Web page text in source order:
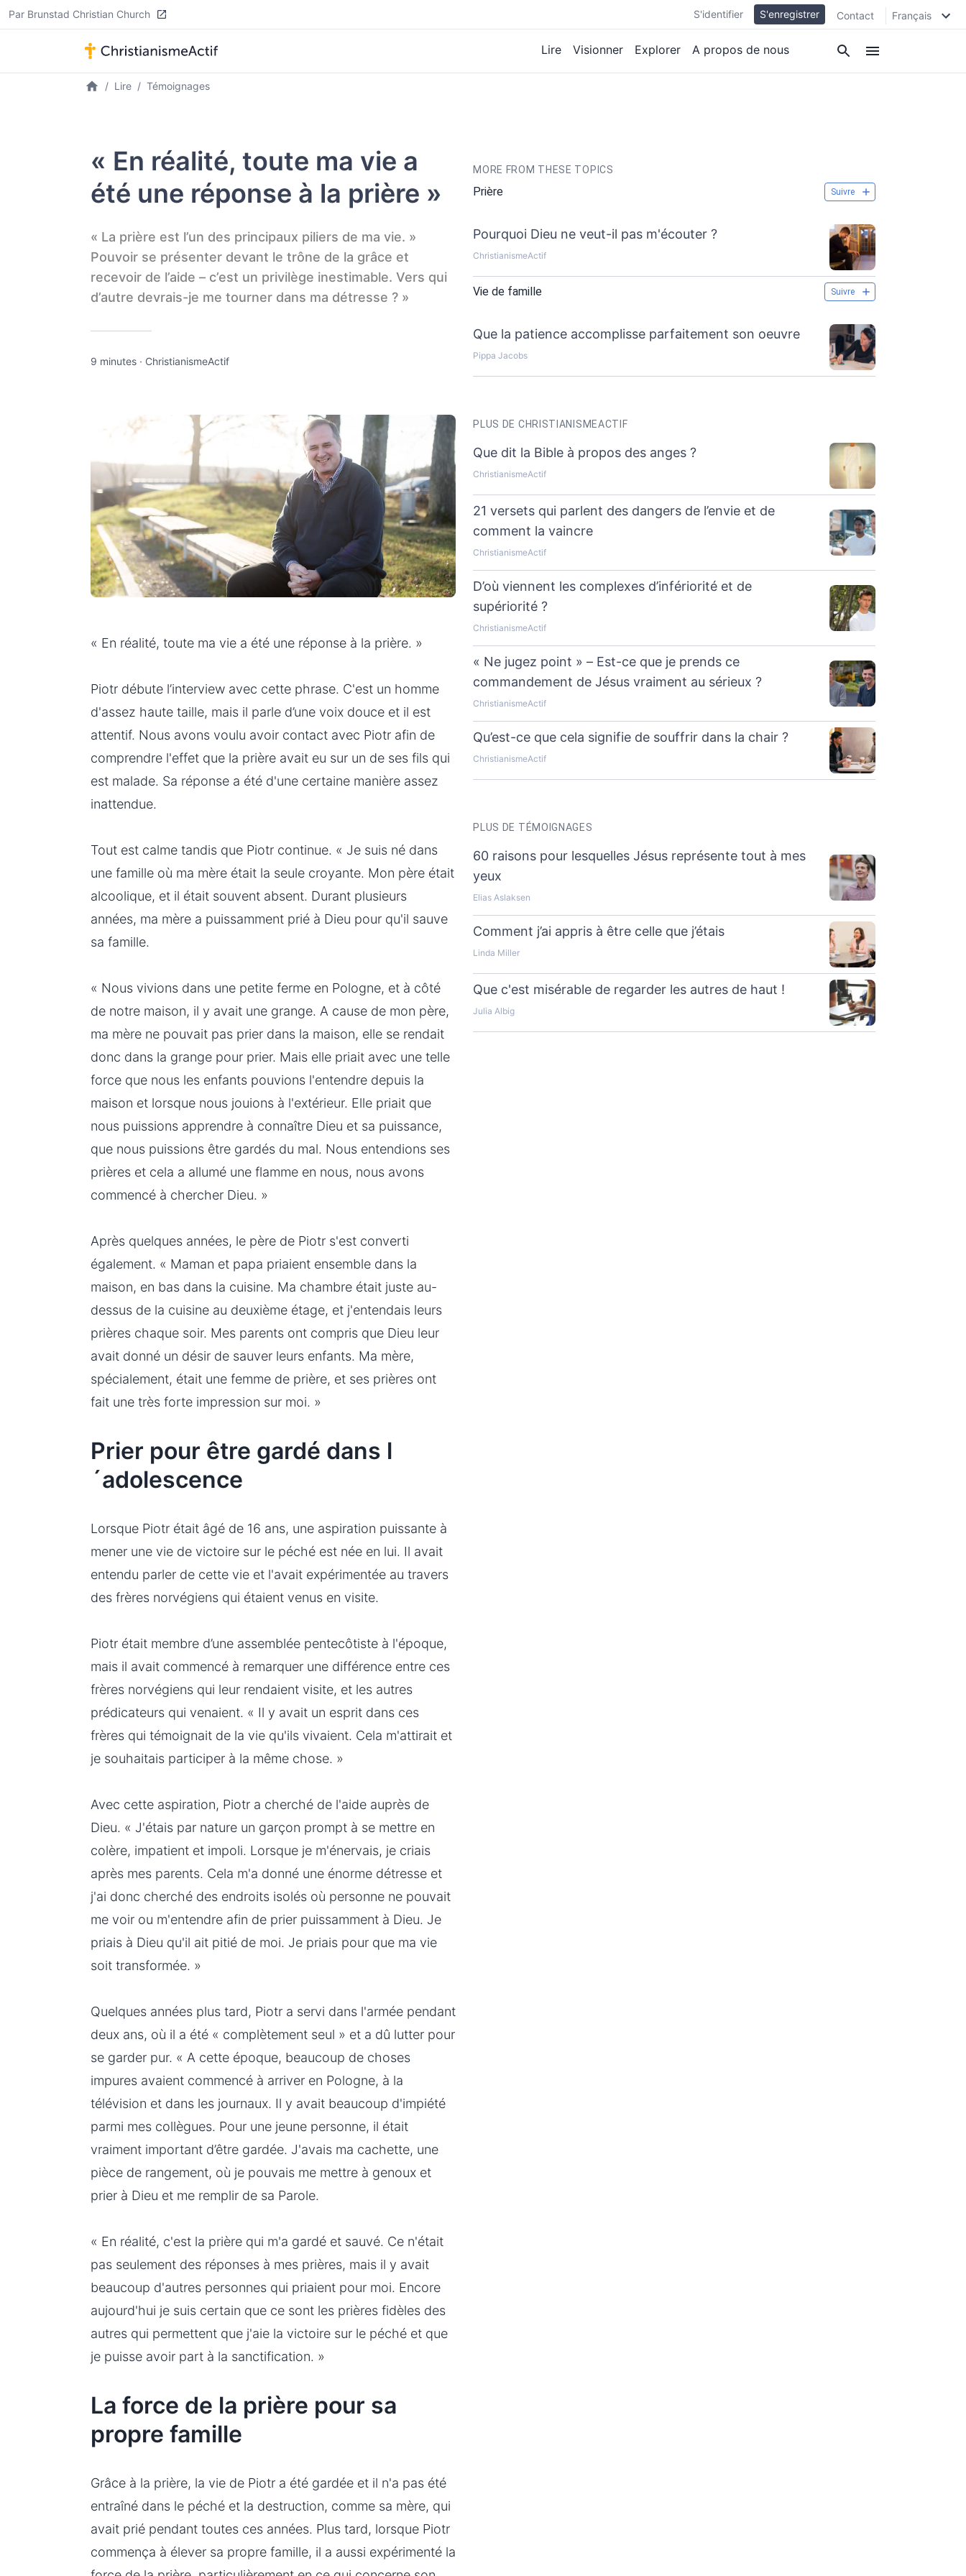
Par Brunstad Christian Church S'identifier S'enregistrer Contact Français
Lire Visionner Explorer A propos de nous
Lire Témoignages
« En réalité, toute ma vie a
été une réponse à la prière »
« La prière est l’un des principaux piliers de ma vie. »
Pouvoir se présenter devant le trône de la grâce et
recevoir de l’aide – c’est un privilège inestimable. Vers qui
d’autre devrais-je me tourner dans ma détresse ? »
9 minutes · ChristianismeActif
« En réalité, toute ma vie a été une réponse à la prière. »
Piotr débute l’interview avec cette phrase. C'est un homme
d'assez haute taille, mais il parle d’une voix douce et il est
attentif. Nous avons voulu avoir contact avec Piotr afin de
comprendre l'effet que la prière avait eu sur un de ses fils qui
est malade. Sa réponse a été d'une certaine manière assez
inattendue.
Tout est calme tandis que Piotr continue. « Je suis né dans
une famille où ma mère était la seule croyante. Mon père était
alcoolique, et il était souvent absent. Durant plusieurs
années, ma mère a puissamment prié à Dieu pour qu'il sauve
sa famille.
« Nous vivions dans une petite ferme en Pologne, et à côté
de notre maison, il y avait une grange. A cause de mon père,
ma mère ne pouvait pas prier dans la maison, elle se rendait
donc dans la grange pour prier. Mais elle priait avec une telle
force que nous les enfants pouvions l'entendre depuis la
maison et lorsque nous jouions à l'extérieur. Elle priait que
nous puissions apprendre à connaître Dieu et sa puissance,
que nous puissions être gardés du mal. Nous entendions ses
prières et cela a allumé une flamme en nous, nous avons
commencé à chercher Dieu. »
Après quelques années, le père de Piotr s'est converti
également. « Maman et papa priaient ensemble dans la
maison, en bas dans la cuisine. Ma chambre était juste au-
dessus de la cuisine au deuxième étage, et j'entendais leurs
prières chaque soir. Mes parents ont compris que Dieu leur
avait donné un désir de sauver leurs enfants. Ma mère,
spécialement, était une femme de prière, et ses prières ont
fait une très forte impression sur moi. »
Prier pour être gardé dans l
´adolescence
Lorsque Piotr était âgé de 16 ans, une aspiration puissante à
mener une vie de victoire sur le péché est née en lui. Il avait
entendu parler de cette vie et l'avait expérimentée au travers
des frères norvégiens qui étaient venus en visite.
Piotr était membre d’une assemblée pentecôtiste à l'époque,
mais il avait commencé à remarquer une différence entre ces
frères norvégiens qui leur rendaient visite, et les autres
prédicateurs qui venaient. « Il y avait un esprit dans ces
frères qui témoignait de la vie qu'ils vivaient. Cela m'attirait et
je souhaitais participer à la même chose. »
Avec cette aspiration, Piotr a cherché de l'aide auprès de
Dieu. « J'étais par nature un garçon prompt à se mettre en
colère, impatient et impoli. Lorsque je m'énervais, je criais
après mes parents. Cela m'a donné une énorme détresse et
j'ai donc cherché des endroits isolés où personne ne pouvait
me voir ou m'entendre afin de prier puissamment à Dieu. Je
priais à Dieu qu'il ait pitié de moi. Je priais pour que ma vie
soit transformée. »
Quelques années plus tard, Piotr a servi dans l'armée pendant
deux ans, où il a été « complètement seul » et a dû lutter pour
se garder pur. « A cette époque, beaucoup de choses
impures avaient commencé à arriver en Pologne, à la
télévision et dans les journaux. Il y avait beaucoup d'impiété
parmi mes collègues. Pour une jeune personne, il était
vraiment important d’être gardée. J'avais ma cachette, une
pièce de rangement, où je pouvais me mettre à genoux et
prier à Dieu et me remplir de sa Parole.
« En réalité, c'est la prière qui m'a gardé et sauvé. Ce n'était
pas seulement des réponses à mes prières, mais il y avait
beaucoup d'autres personnes qui priaient pour moi. Encore
aujourd'hui je suis certain que ce sont les prières fidèles des
autres qui permettent que j'aie la victoire sur le péché et que
je puisse avoir part à la sanctification. »
La force de la prière pour sa
propre famille
Grâce à la prière, la vie de Piotr a été gardée et il n'a pas été
entraîné dans le péché et la destruction, comme sa mère, qui
avait prié pendant toutes ces années. Plus tard, lorsque Piotr
commença à élever sa propre famille, il a aussi expérimenté la
MORE FROM THESE TOPICS
Prière Suivre
Pourquoi Dieu ne veut-il pas m'écouter ?
ChristianismeActif
Vie de famille Suivre
Que la patience accomplisse parfaitement son oeuvre
Pippa Jacobs
PLUS DE CHRISTIANISMEACTIF
Que dit la Bible à propos des anges ?
ChristianismeActif
21 versets qui parlent des dangers de l’envie et de
comment la vaincre
ChristianismeActif
D’où viennent les complexes d’infériorité et de
supériorité ?
ChristianismeActif
« Ne jugez point » – Est-ce que je prends ce
commandement de Jésus vraiment au sérieux ?
ChristianismeActif
Qu’est-ce que cela signifie de souffrir dans la chair ?
ChristianismeActif
PLUS DE TÉMOIGNAGES
60 raisons pour lesquelles Jésus représente tout à mes
yeux
Elias Aslaksen
Comment j’ai appris à être celle que j’étais
Linda Miller
Que c'est misérable de regarder les autres de haut !
Julia Albig